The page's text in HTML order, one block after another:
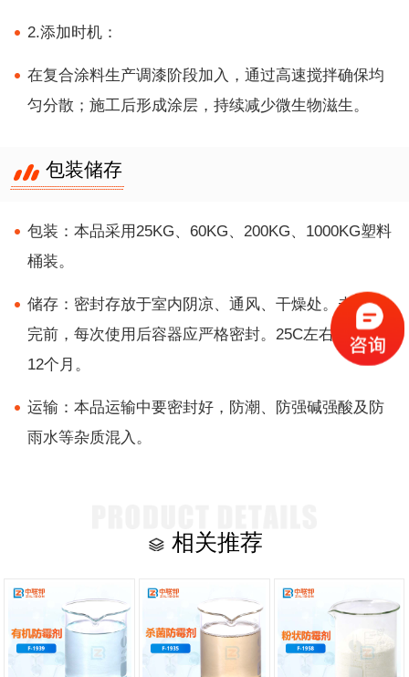
2.添加时机：
在复合涂料生产调漆阶段加入，通过高速搅拌确保均
匀分散；施工后形成涂层，持续减少微生物滋生。
包装储存
包装：本品采用25KG、60KG、200KG、1000KG塑料
桶装。
储存：密封存放于室内阴凉、通风、干燥处。未使用
完前，每次使用后容器应严格密封。25C左右保质期
12个月。
运输：本品运输中要密封好，防潮、防强碱强酸及防
雨水等杂质混入。
相关推荐